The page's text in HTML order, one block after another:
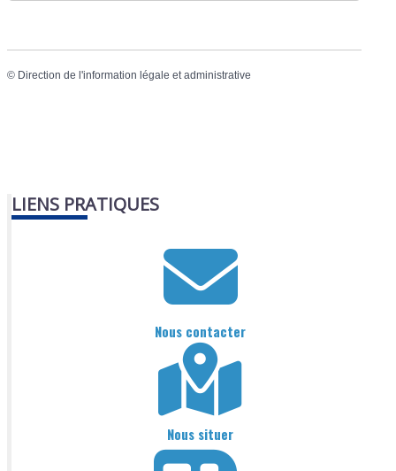
© Direction de l'information légale et administrative
LIENS PRATIQUES
Nous contacter
Nous situer